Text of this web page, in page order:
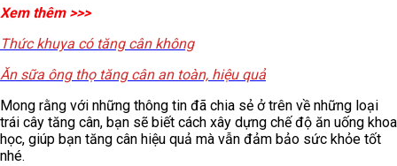
Xem thêm >>>
Thức khuya có tăng cân không
Ăn sữa ông thọ tăng cân an toàn, hiệu quả
Mong rằng với những thông tin đã chia sẻ ở trên về những loại
trái cây tăng cân, bạn sẽ biết cách xây dựng chế độ ăn uống khoa
học, giúp bạn tăng cân hiệu quả mà vẫn đảm bảo sức khỏe tốt
nhé.